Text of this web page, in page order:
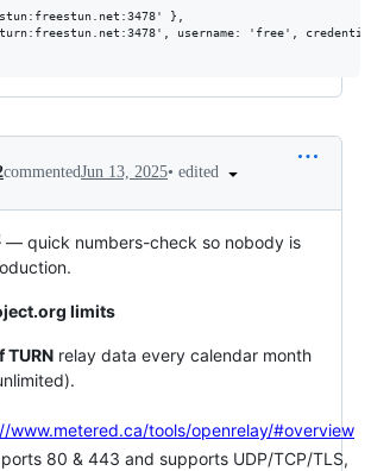
},
username: 'free',
commentedJun 13, 2025• edited
— quick numbers-check so nobody is
limits
TURN relay data every calendar month
www.metered.ca/tools/openrelay/#overview
ports 80 & 443 and supports UDP/TCP/TLS,